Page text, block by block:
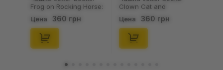
Frog on Rocking Horse:
«Тяжко Жити Шкода
Вмерти», (720121)
Цена 360 грн
Clown Cat and
Rainbow:
«Професійний
Дурник», (720119)
Цена 360 грн